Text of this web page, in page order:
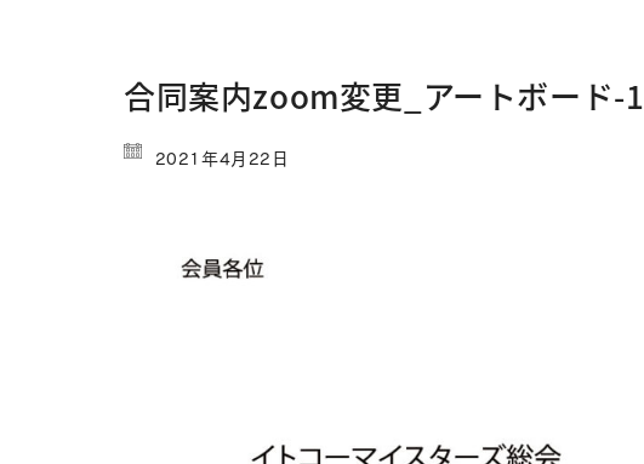
合同案内zoom変更_アートボード-1
2021年4月22日